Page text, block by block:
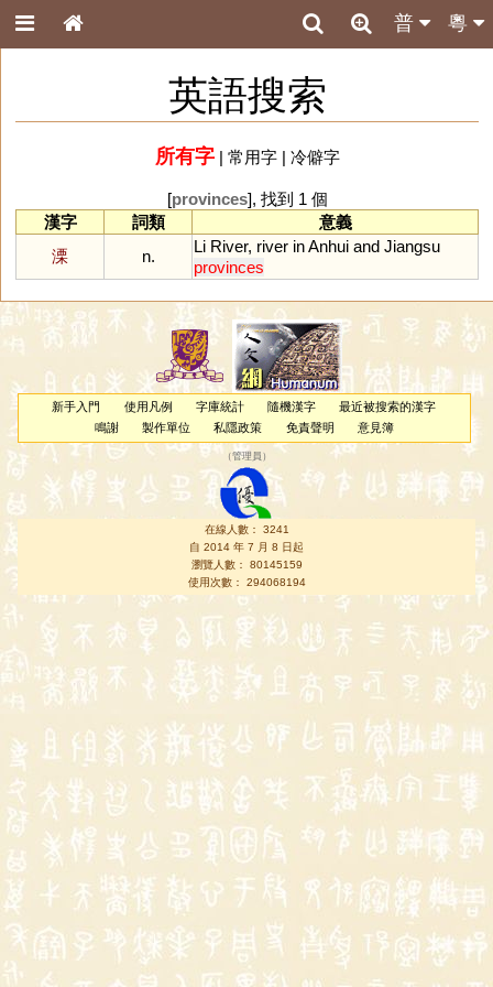
粵
普
英語搜索
所有字| 常用字| 冷僻字
[provinces], 找到 1 個
漢字
詞類
意義
溧
n.
Li River, river inAnhui and Jiangsu
provinces
新手入門 使用凡例 字庫統計 隨機漢字
最近被搜索的漢字
鳴謝
製作單位 私隱政策 免責聲明 意見簿
（管理員 ）
在線人數： 3241
自 2014 年 7 月 8 日起
瀏覽人數： 80145159
使用次數： 294068194